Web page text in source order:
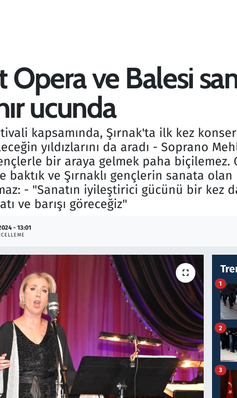
ve Balesi
ucunda
kapsamında, Şırnak'ta ilk kez
yıldızlarını da aradı - Soprano
bir araya gelmek paha biçilemez.
ve Şırnaklı gençlerin sanata
- "Sanatın iyileştirici gücünü bir kez
ve barışı göreceğiz"
- 13:01
1
2
3